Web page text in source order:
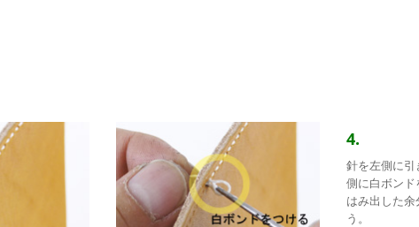
4.
針を左側に
側に白ボンド
はみ出した
う。